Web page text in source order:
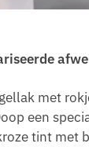
met
een
tint met